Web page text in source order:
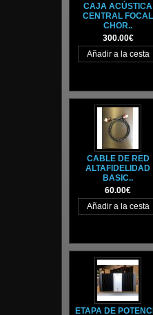
CAJA ACÚSTICA
CENTRAL FOCAL
CHOR..
300.00€
CABLE DE RED
ALTAFIDELIDAD
BASIC..
60.00€
ETAPA DE